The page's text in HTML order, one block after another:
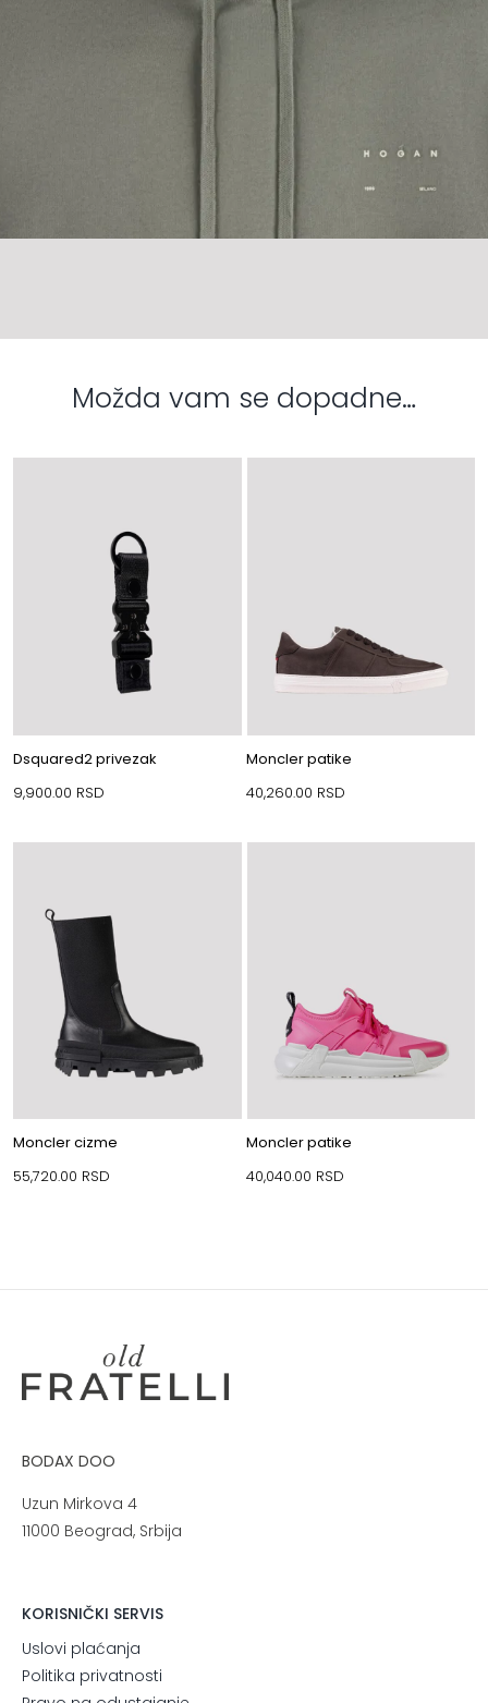
Možda vam se dopadne…
Dsquared2 privezak
9,900.00 RSD
Moncler patike
40,260.00 RSD
Moncler cizme
55,720.00 RSD
Moncler patike
40,040.00 RSD
BODAX DOO
Uzun Mirkova 4
11000 Beograd, Srbija
KORISNIČKI SERVIS
Uslovi plaćanja
Politika privatnosti